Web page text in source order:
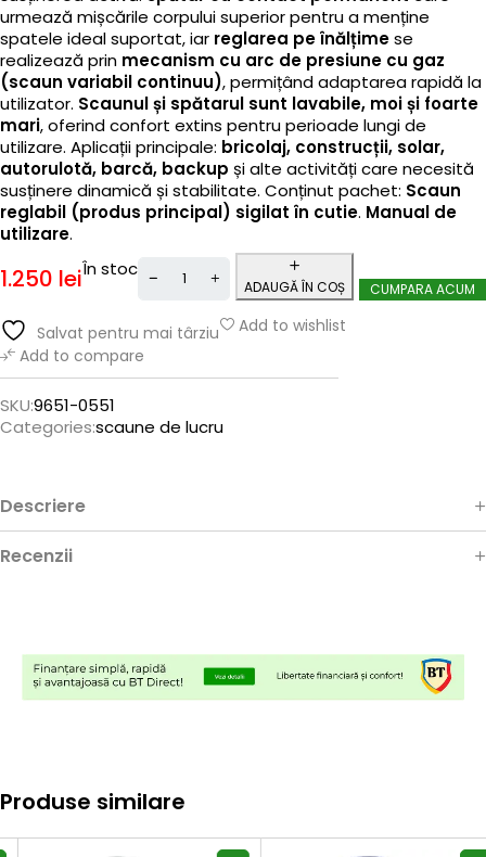
urmează mișcările corpului superior pentru a menține
spatele ideal suportat, iar reglarea pe înălțimese
realizează prin mecanism cu arc de presiune cu gaz
(scaun variabil continuu), permițând adaptarea rapidă la
utilizator. Scaunul și spătarul sunt lavabile, moi și foarte
mari, oferind confort extins pentru perioade lungi de
utilizare. Aplicații principale: bricolaj, construcții, solar,
autorulotă, barcă, backup și alte activități care necesită
susținere dinamică și stabilitate. Conținut pachet: Scaun
reglabil (produs principal) sigilat în cutie. Manual de
utilizare.
1.250 leiÎn stoc
ADAUGĂ ÎN COȘ CUMPARA ACUM
Salvat pentru mai târziu
Add to wishlist
Add to compare
SKU:9651-0551
Categories:scaune de lucru
Descriere
Recenzii
Produse similare